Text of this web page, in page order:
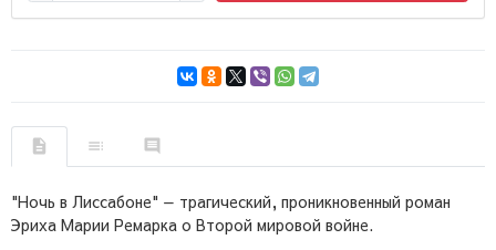
"Ночь в Лиссабоне" — трагический, проникновенный роман
Эриха Марии Ремарка о Второй мировой войне.